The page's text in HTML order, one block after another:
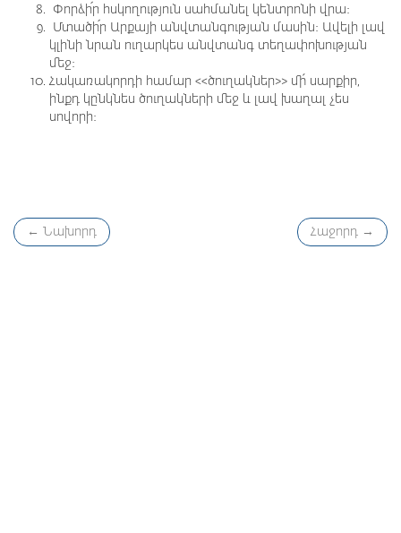
Փորձի՛ր հսկողություն սահմանել կենտրոնի վրա։
Մտածի՛ր Արքայի անվտանգության մասին։ Ավելի լավ
կլինի նրան ուղարկես անվտանգ տեղափոխության
մեջ։
Հակառակորդի համար <<ծուղակներ>> մի՛ սարքիր,
ինքդ կընկնես ծուղակների մեջ և լավ խաղալ չես
սովորի։
← Նախորդ Հաջորդ →